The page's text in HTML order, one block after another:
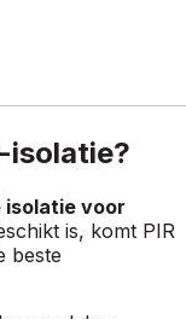
isolatie?
isolatie voor
is, komt PIR
beste